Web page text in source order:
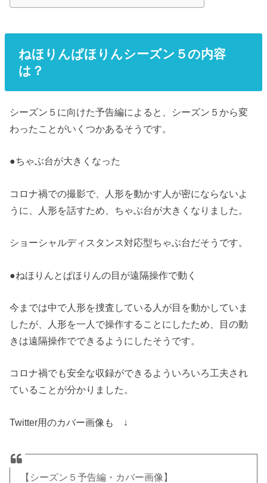
ねほりんぱほりんシーズン５の内容
は？
シーズン５に向けた予告編によると、シーズン５から変
わったことがいくつかあるそうです。
●ちゃぶ台が大きくなった
コロナ禍での撮影で、人形を動かす人が密にならないよ
うに、人形を話すため、ちゃぶ台が大きくなりました。
ショーシャルディスタンス対応型ちゃぶ台だそうです。
●ねほりんとぱほりんの目が遠隔操作で動く
今までは中で人形を捜査している人が目を動かしていま
したが、人形を一人で操作することにしたため、目の動
きは遠隔操作でできるようにしたそうです。
コロナ禍でも安全な収録ができるよういろいろ工夫され
ていることが分かりました。
Twitter⽤のカバー画像も ↓
【シーズン５予告編・カバー画像】